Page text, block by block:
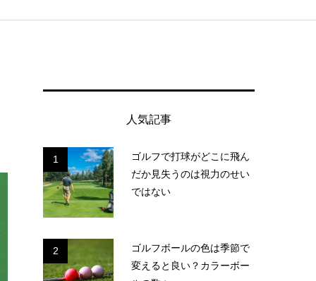
人気記事
1
ゴルフで打球がどこに飛ん
だか見失うのは視力のせい
ではない
2
ゴルフボールの色は季節で
変えると良い？カラーボー